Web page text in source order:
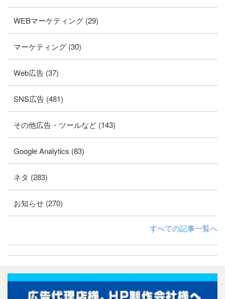
WEBマーケティング (29)
マーケティング (30)
Web広告 (37)
SNS広告 (481)
その他広告・ツールなど (143)
Google Analytics (83)
ネタ (283)
お知らせ (270)
すべての記事一覧へ